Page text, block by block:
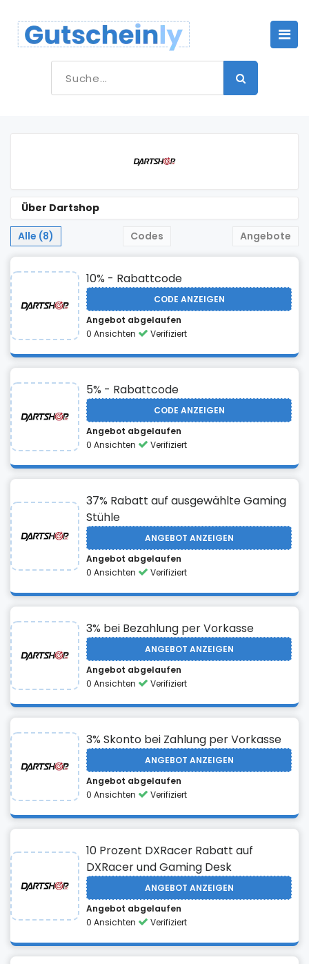
Über Dartshop
Alle (8) Codes Angebote
10% - Rabattcode
CODE ANZEIGEN
Angebot abgelaufen
0 Ansichten
Verifiziert
5% - Rabattcode
CODE ANZEIGEN
Angebot abgelaufen
0 Ansichten
Verifiziert
37% Rabatt auf ausgewählte Gaming
Stühle
ANGEBOT ANZEIGEN
Angebot abgelaufen
0 Ansichten
Verifiziert
3% bei Bezahlung per Vorkasse
ANGEBOT ANZEIGEN
Angebot abgelaufen
0 Ansichten
Verifiziert
3% Skonto bei Zahlung per Vorkasse
ANGEBOT ANZEIGEN
Angebot abgelaufen
0 Ansichten
Verifiziert
10 Prozent DXRacer Rabatt auf
DXRacer und Gaming Desk
ANGEBOT ANZEIGEN
Angebot abgelaufen
0 Ansichten
Verifiziert